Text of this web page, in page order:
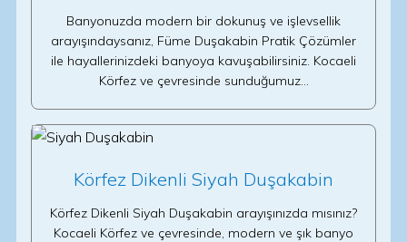
Banyonuzda modern bir dokunuş ve işlevsellik
arayışındaysanız, Füme Duşakabin Pratik Çözümler
ile hayallerinizdeki banyoya kavuşabilirsiniz. Kocaeli
Körfez ve çevresinde sunduğumuz…
Körfez Dikenli Siyah Duşakabin
Körfez Dikenli Siyah Duşakabin arayışınızda mısınız?
Kocaeli Körfez ve çevresinde, modern ve şık banyo